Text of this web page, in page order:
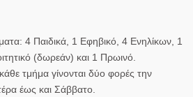
: 4 Παιδικά, 1 Εφηβικό, 4 Ενηλίκων, 1
(δωρεάν) και 1 Πρωινό.
τμήμα γίνονται δύο φορές την
έως και Σάββατο.